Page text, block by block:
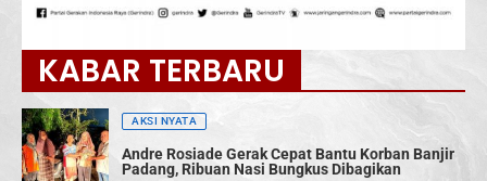
KABAR TERBARU
AKSI NYATA
Andre Rosiade Gerak Cepat Bantu Korban Banjir
Padang, Ribuan Nasi Bungkus Dibagikan